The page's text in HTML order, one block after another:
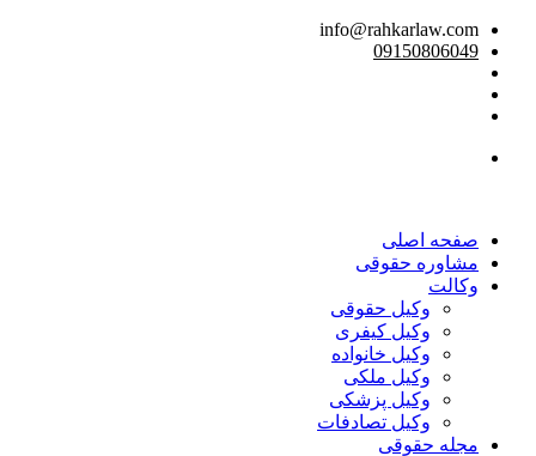
info@rahkarlaw.com
09150806049
صفحه اصلی
مشاوره حقوقی
وکالت
وکیل حقوقی
وکیل کیفری
وکیل خانواده
وکیل ملکی
وکیل پزشکی
وکیل تصادفات
مجله حقوقی